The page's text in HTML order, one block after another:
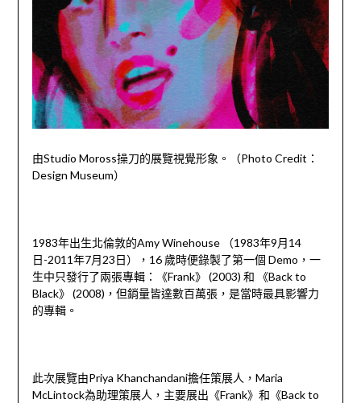
由Studio Moross操刀的展覽視覺形象。（Photo Credit：
Design Museum）
1983年出生北倫敦的Amy Winehouse （1983年9月14
日-2011年7月23日），16 歲時便錄製了第一個 Demo，一
生中只發行了兩張專輯：《Frank》 (2003) 和 《Back to
Black》 (2008)，但銷量皆達數百萬張，是當時最具影響力
的專輯。
此次展覽由Priya Khanchandani擔任策展人，Maria
McLintock為助理策展人，主要展出《Frank》和《Back to